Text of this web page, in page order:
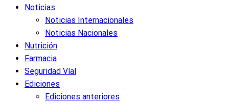
Noticias
Noticias Internacionales
Noticias Nacionales
Nutrición
Farmacia
Seguridad Víal
Ediciones
Ediciones anteriores